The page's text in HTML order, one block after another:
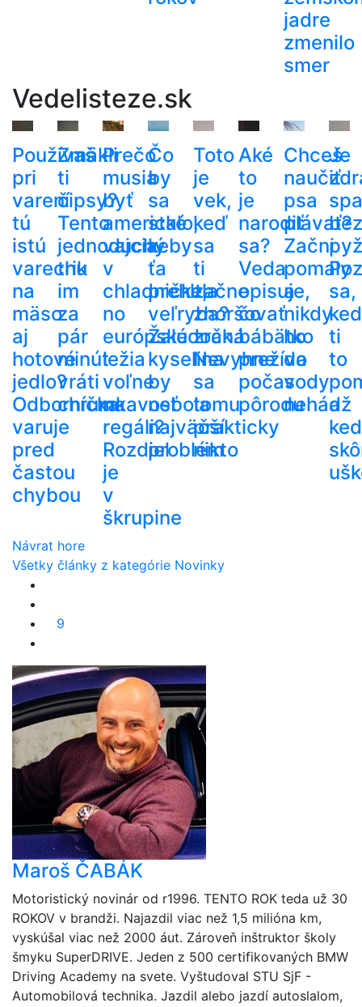
jadre
zmenilo
smer
Vedelisteze.sk
Používaš
pri
varení
tú
istú
varechu
na
mäso
aj
hotové
jedlo?
Odborníčka
varuje
pred
častou
chybou
Zmäkli
ti
čipsy?
Tento
jednoduchý
trik
im
za
pár
minút
vráti
chrumkavosť
Prečo
musia
byť
americké
vajcia
v
chladničke,
no
európske
ležia
voľne
na
regáli?
Rozdiel
je
v
škrupine
Čo
by
sa
stalo,
keby
ťa
prehltla
veľryba?
Žalúdočná
kyselina
by
nebola
najväčší
problém
Toto
je
vek,
keď
sa
ti
začne
zhoršovať
zrak.
Nevyhne
sa
tomu
prakticky
nikto
Aké
to
je
narodiť
sa?
Veda
opisuje,
čo
bábätko
prežíva
počas
pôrodu
Chceš
naučiť
psa
plávať?
Začni
pomaly
a
nikdy
ho
do
vody
nehádž
Je
bez
sa,
ti
to
a
Návrat hore
Všetky články z kategórie Novinky
9
Maroš ČABÁK
Motoristický novinár od r1996. TENTO ROK teda už 30
ROKOV v brandži. Najazdil viac než 1,5 milióna km,
vyskúšal viac než 2000 áut. Zároveň inštruktor školy
šmyku SuperDRIVE. Jeden z 500 certifikovaných BMW
Driving Academy na svete. Vyštudoval STU SjF -
Automobilová technika. Jazdil alebo jazdí autoslalom,